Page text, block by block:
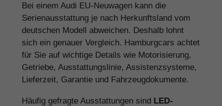
Bei einem Audi EU-Neuwagen kann die
Serienausstattung je nach Herkunftsland vom
deutschen Modell abweichen. Deshalb lohnt
sich ein genauer Vergleich. Hamburgcars achtet
für Sie auf wichtige Details wie Motorisierung,
Getriebe, Ausstattungslinie, Assistenzsysteme,
Lieferzeit, Garantie und Fahrzeugdokumente.
Häufig gefragte Ausstattungen sind LED-